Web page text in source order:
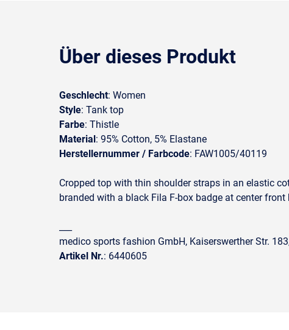
Über dieses Produkt
Geschlecht: Women
Style: Tank top
Farbe: Thistle
Material: 95% Cotton, 5% Elastane
Herstellernummer / Farbcode: FAW1005/40119
Cropped top with thin shoulder straps in an elastic
branded with a black Fila F-box badge at center front
medico sports fashion GmbH, Kaiserswerther Str.
Artikel Nr.: 6440605